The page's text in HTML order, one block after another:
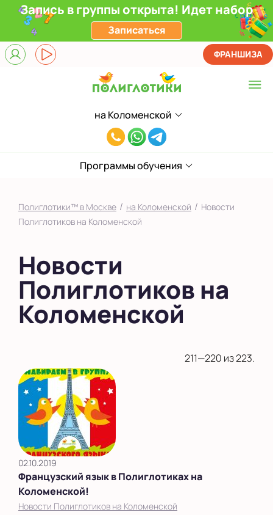
Запись в группы открыта! Идет набор
Записаться
на Коломенской
Выберите центр
Верхние Лихоборы
ЖК Прокшино
Филевский парк
в Южном Бутово
во Внуково
на Беломорской
на Коломенской
в Московской
области
Показать на карте
Выбрать другой город
8(929)520-
80
ФРАНШИЗА
Программы обучения
Полиглотики™ в Москве / на Коломенской / Новости
Полиглотиков на Коломенской
Новости
Полиглотиков на
Коломенской
211—220 из 223.
02.10.2019
Французский язык в Полиглотиках на
Коломенской!
Новости Полиглотиков на Коломенской